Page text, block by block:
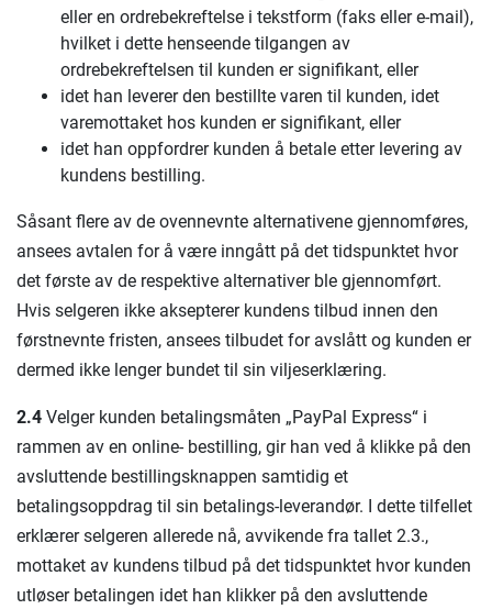
eller en ordrebekreftelse i tekstform (faks eller e-mail),
hvilket i dette henseende tilgangen av
ordrebekreftelsen til kunden er signifikant, eller
idet han leverer den bestillte varen til kunden, idet
varemottaket hos kunden er signifikant, eller
idet han oppfordrer kunden å betale etter levering av
kundens bestilling.
Såsant flere av de ovennevnte alternativene gjennomføres,
ansees avtalen for å være inngått på det tidspunktet hvor
det første av de respektive alternativer ble gjennomført.
Hvis selgeren ikke aksepterer kundens tilbud innen den
førstnevnte fristen, ansees tilbudet for avslått og kunden er
dermed ikke lenger bundet til sin viljeserklæring.
2.4 Velger kunden betalingsmåten „PayPal Express“ i
rammen av en online- bestilling, gir han ved å klikke på den
avsluttende bestillingsknappen samtidig et
betalingsoppdrag til sin betalings-leverandør. I dette tilfellet
erklærer selgeren allerede nå, avvikende fra tallet 2.3.,
mottaket av kundens tilbud på det tidspunktet hvor kunden
utløser betalingen idet han klikker på den avsluttende